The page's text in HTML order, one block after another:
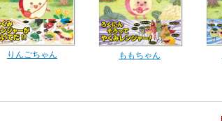
りんごちゃん ももちゃん